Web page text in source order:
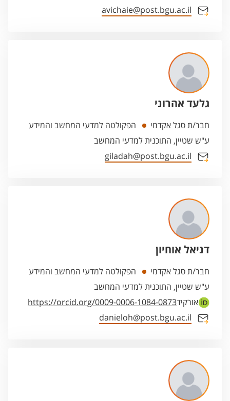
avichaie@post.bgu.ac.il
גלעד אהרוני
חבר/ת סגל אקדמי
הפקולטה למדעי המחשב והמידע
ע"ש שטיין, התוכנית למדעי המחשב
giladah@post.bgu.ac.il
דניאל אוחיון
חבר/ת סגל אקדמי
הפקולטה למדעי המחשב והמידע
ע"ש שטיין, התוכנית למדעי המחשב
אורקידhttps://orcid.org/0009-0006-1084-0873
danieloh@post.bgu.ac.il